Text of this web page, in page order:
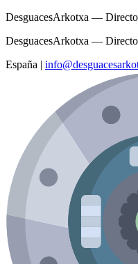
DesguacesArkotxa —
DesguacesArkotxa —
España |